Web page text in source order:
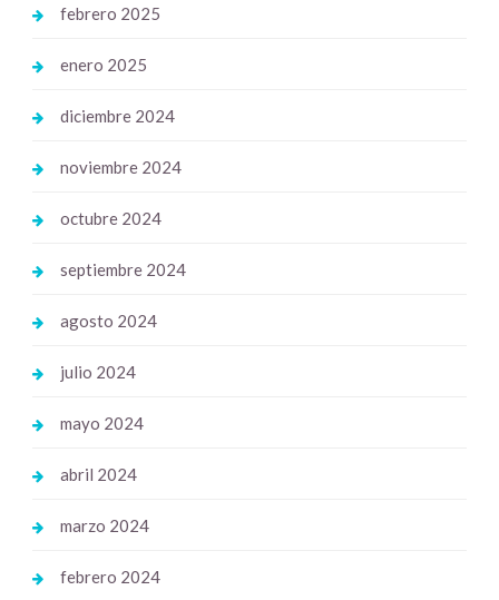
febrero 2025
enero 2025
diciembre 2024
noviembre 2024
octubre 2024
septiembre 2024
agosto 2024
julio 2024
mayo 2024
abril 2024
marzo 2024
febrero 2024